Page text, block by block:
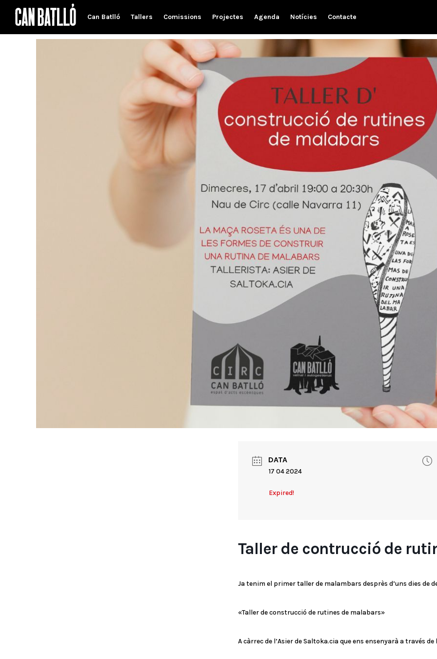
Can Batlló Tallers Comissions Projectes Agenda Notícies Contacte
DATA
17 04 2024
Expired!
Taller de contrucció de
Ja tenim el primer taller de malambars desprès d’uns dies de
«Taller de construcció de rutines de malabars»
A càrrec de l’Asier de Saltoka.cia que ens ensenyarà a través